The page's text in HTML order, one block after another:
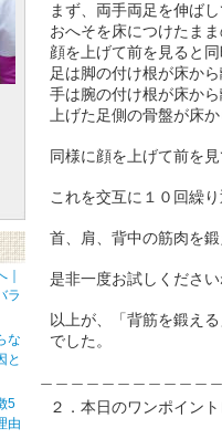
まず、両手両足を伸ば
おへそを床につけたま
顔を上げて前を見ると
足は脚の付け根が床か
手は腕の付け根が床か
上げた足側の骨盤が床
同様に顔を上げて前を
これを交互に１０回繰り
首、肩、背中の筋肉を鍛
是非一度お試しください
以上が、「背筋を鍛える
でした。
２．本日のワンポイン
ラ
な
と
5
由